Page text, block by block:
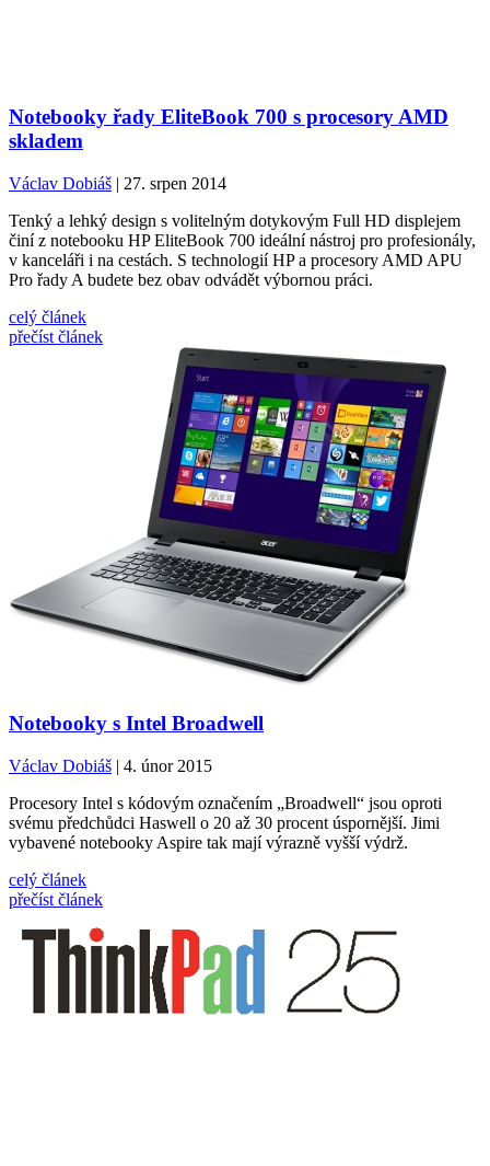
Notebooky řady EliteBook 700 s procesory AMD
skladem
Václav Dobiáš | 27. srpen 2014
Tenký a lehký design s volitelným dotykovým Full HD displejem
činí z notebooku HP EliteBook 700 ideální nástroj pro profesionály,
v kanceláři i na cestách. S technologií HP a procesory AMD APU
Pro řady A budete bez obav odvádět výbornou práci.
celý článek
přečíst článek
Notebooky s Intel Broadwell
Václav Dobiáš | 4. únor 2015
Procesory Intel s kódovým označením „Broadwell“ jsou oproti
svému předchůdci Haswell o 20 až 30 procent úspornější. Jimi
vybavené notebooky Aspire tak mají výrazně vyšší výdrž.
celý článek
přečíst článek